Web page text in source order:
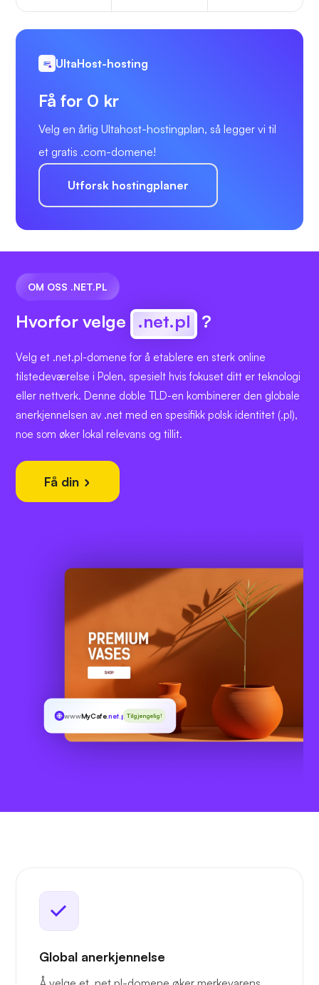
UltaHost-hosting
Få for 0 kr
Velg en årlig Ultahost-hostingplan, så legger vi til
et gratis .com-domene!
Utforsk hostingplaner
OM OSS .NET.PL
Hvorfor velge .net.pl ?
Velg et .net.pl-domene for å etablere en sterk online
tilstedeværelse i Polen, spesielt hvis fokuset ditt er teknologi
eller nettverk. Denne doble TLD-en kombinerer den globale
anerkjennelsen av .net med en spesifikk polsk identitet (.pl),
noe som øker lokal relevans og tillit.
Få din
wwwMyCafe.net.plTilgjengelig!
Global anerkjennelse